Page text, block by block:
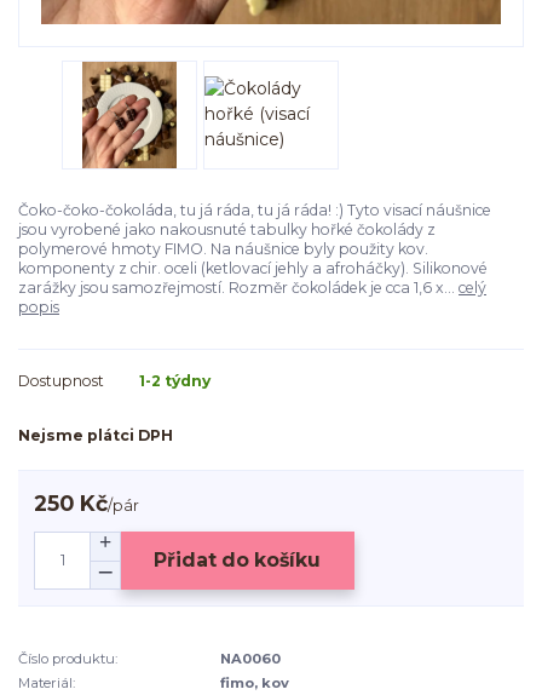
Čoko-čoko-čokoláda, tu já ráda, tu já ráda! :) Tyto visací náušnice
jsou vyrobené jako nakousnuté tabulky hořké čokolády z
polymerové hmoty FIMO. Na náušnice byly použity kov.
komponenty z chir. oceli (ketlovací jehly a afroháčky). Silikonové
zarážky jsou samozřejmostí. Rozměr čokoládek je cca 1,6 x... celý
popis
Dostupnost 1-2 týdny
Nejsme plátci DPH
250 Kč/pár
Přidat do košíku
Číslo produktu:
NA0060
Materiál:
fimo, kov